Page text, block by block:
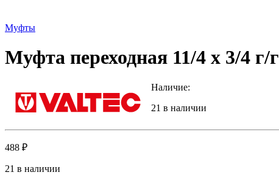
Муфты
Муфта переходная 11/4 x 3/4 г/г
Наличие:
21 в наличии
488 ₽
21 в наличии